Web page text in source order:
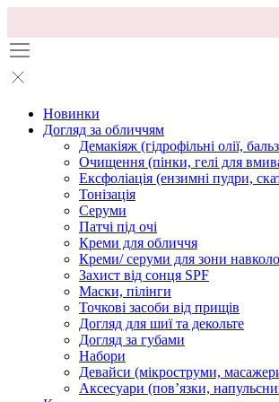
Новинки
Догляд за обличчям
Демакіяж (гідрофільні олії,
Очищення (пінки, гелі для
Ексфоліація (ензимні пудри,
Тонізація
Серуми
Патчі під очі
Креми для обличчя
Креми/ серуми для зони
Захист від сонця SPF
Маски, пілінги
Точкові засоби від прищів
Догляд для шиї та декольте
Догляд за губами
Набори
Девайси (мікроструми,
Аксесуари (повʼязки,